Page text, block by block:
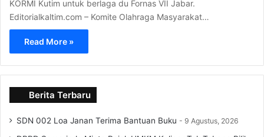
KORMI Kutim untuk berlaga du Fornas VII Jabar.
Editorialkaltim.com – Komite Olahraga Masyarakat…
Read More »
Berita Terbaru
SDN 002 Loa Janan Terima Bantuan Buku 9 Agustus, 2026